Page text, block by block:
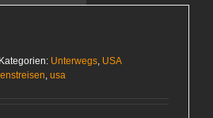
Kategorien: Unterwegs, USA
, usa